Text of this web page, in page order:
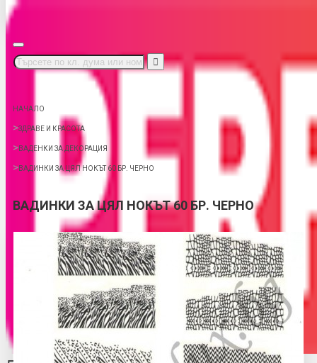
НАЧАЛО
ЗДРАВЕ И КРАСОТА
ВАДЕНКИ ЗА ДЕКОРАЦИЯ
ВАДИНКИ ЗА ЦЯЛ НОКЪТ 60 БР. ЧЕРНО
ВАДИНКИ ЗА ЦЯЛ НОКЪТ 60 БР. ЧЕРНО